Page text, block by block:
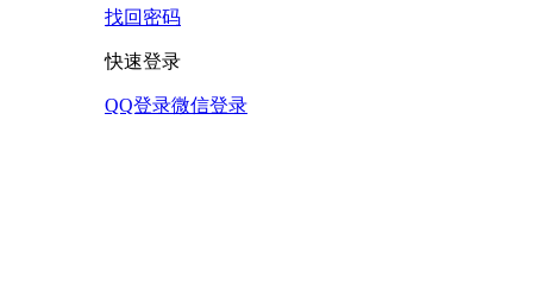
找回密码
快速登录
QQ登录微信登录